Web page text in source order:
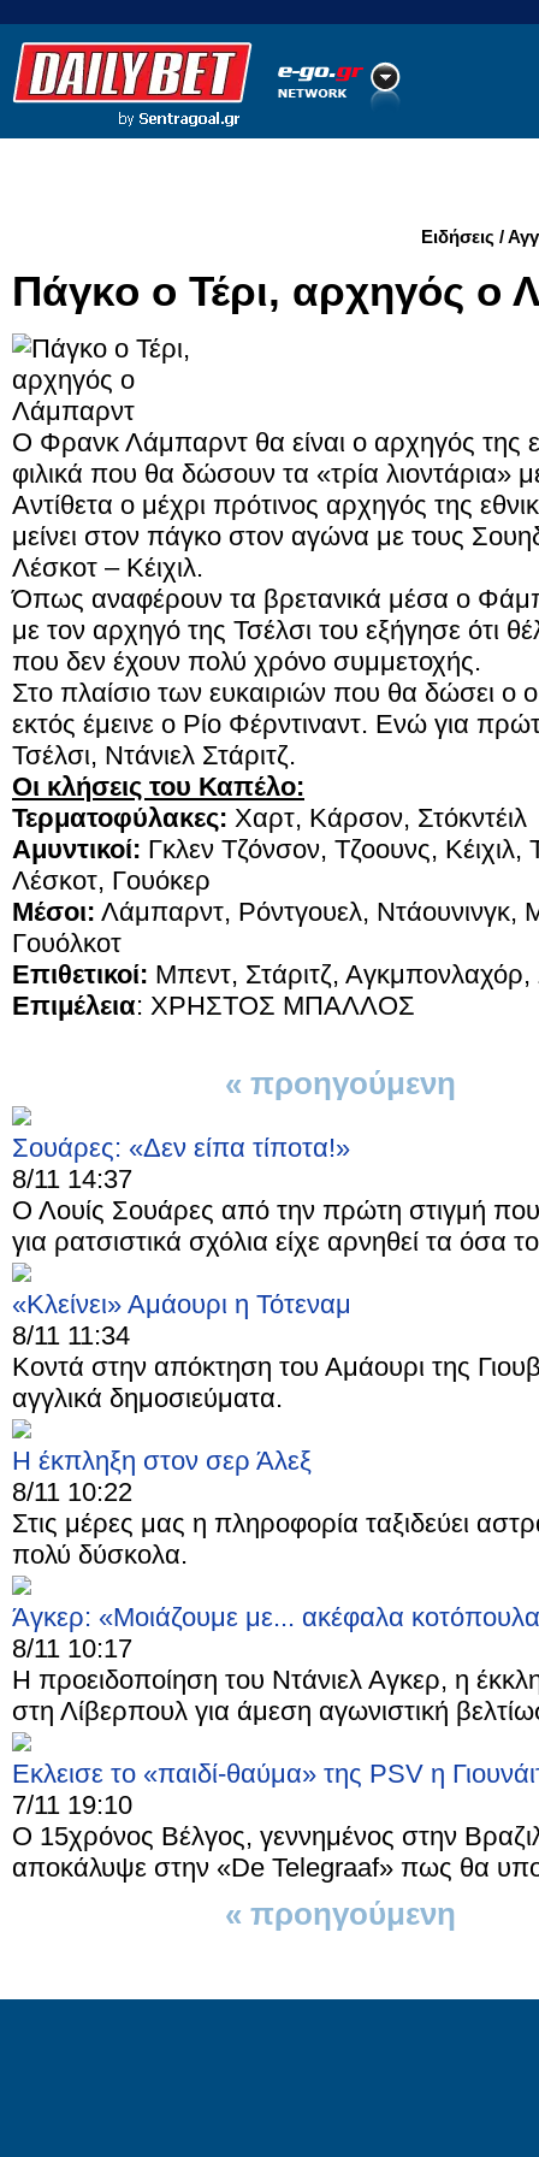
Ειδήσεις /
Πάγκο ο Τέρι, αρχηγός ο
Ο Φρανκ Λάμπαρντ θα είναι ο αρχηγός της
φιλικά που θα δώσουν τα «τρία λιοντάρια»
Αντίθετα ο μέχρι πρότινος αρχηγός της
μείνει στον πάγκο στον αγώνα με τους
Λέσκοτ – Κέιχιλ.
Όπως αναφέρουν τα βρετανικά μέσα ο
με τον αρχηγό της Τσέλσι του εξήγησε ότι
που δεν έχουν πολύ χρόνο συμμετοχής.
Στο πλαίσιο των ευκαιριών που θα δώσει ο
εκτός έμεινε ο Ρίο Φέρντιναντ. Ενώ για
Τσέλσι, Ντάνιελ Στάριτζ.
Οι κλήσεις του Καπέλο:
Τερματοφύλακες: Χαρτ, Κάρσον, Στόκντέιλ
Αμυντικοί: Γκλεν Τζόνσον, Τζοουνς, Κέιχιλ,
Λέσκοτ, Γουόκερ
Μέσοι: Λάμπαρντ, Ρόντγουελ, Ντάουνινγκ,
Γουόλκοτ
Επιθετικοί: Μπεντ, Στάριτζ,
Επιμέλεια: ΧΡΗΣΤΟΣ ΜΠΑΛΛΟΣ
« προηγούμενη
Σουάρες: «Δεν είπα τίποτα!»
8/11 14:37
Ο Λουίς Σουάρες από την πρώτη στιγμή
για ρατσιστικά σχόλια είχε αρνηθεί τα όσα
«Κλείνει» Αμάουρι η Τότεναμ
8/11 11:34
Κοντά στην απόκτηση του Αμάουρι της
αγγλικά δημοσιεύματα.
Η έκπληξη στον σερ Άλεξ
8/11 10:22
Στις μέρες μας η πληροφορία ταξιδεύει
πολύ δύσκολα.
Άγκερ: «Μοιάζουμε με... ακέφαλα
8/11 10:17
Η προειδοποίηση του Ντάνιελ Αγκερ, η
στη Λίβερπουλ για άμεση αγωνιστική
Εκλεισε το «παιδί-θαύμα» της PSV η
7/11 19:10
Ο 15χρόνος Βέλγος, γεννημένος στην
αποκάλυψε στην «De Telegraaf» πως θα
« προηγούμενη